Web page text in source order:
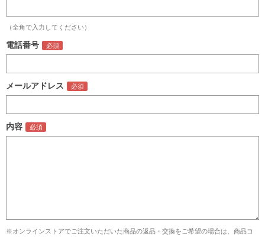
（全角で入力してください）
電話番号
メールアドレス
内容
※オンラインストアでご注文いただいた商品の返品・交換をご希望の場合は、商品コ